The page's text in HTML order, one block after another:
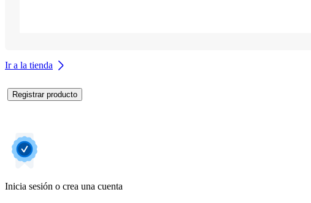
Ir a la tienda
Registrar producto
Inicia sesión o crea una cuenta